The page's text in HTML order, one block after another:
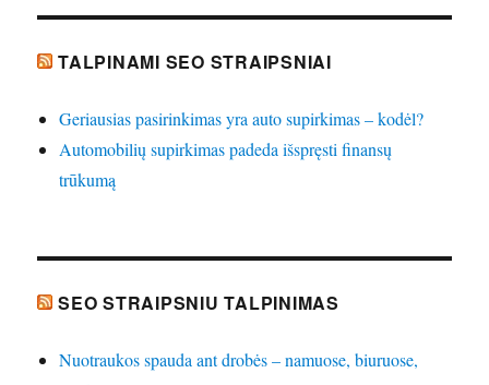
TALPINAMI SEO STRAIPSNIAI
Geriausias pasirinkimas yra auto supirkimas – kodėl?
Automobilių supirkimas padeda išspręsti finansų
trūkumą
SEO STRAIPSNIU TALPINIMAS
Nuotraukos spauda ant drobės – namuose, biuruose,